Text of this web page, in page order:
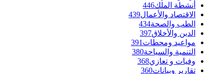
أنشطة الملك446
الاقتصاد والأعمال439
الطب والصحة434
الدين والأخلاق397
مواعيد ومحطات 391
التنمية والسياحة380
وفيات و تعازي368
تقارير وبيانات360